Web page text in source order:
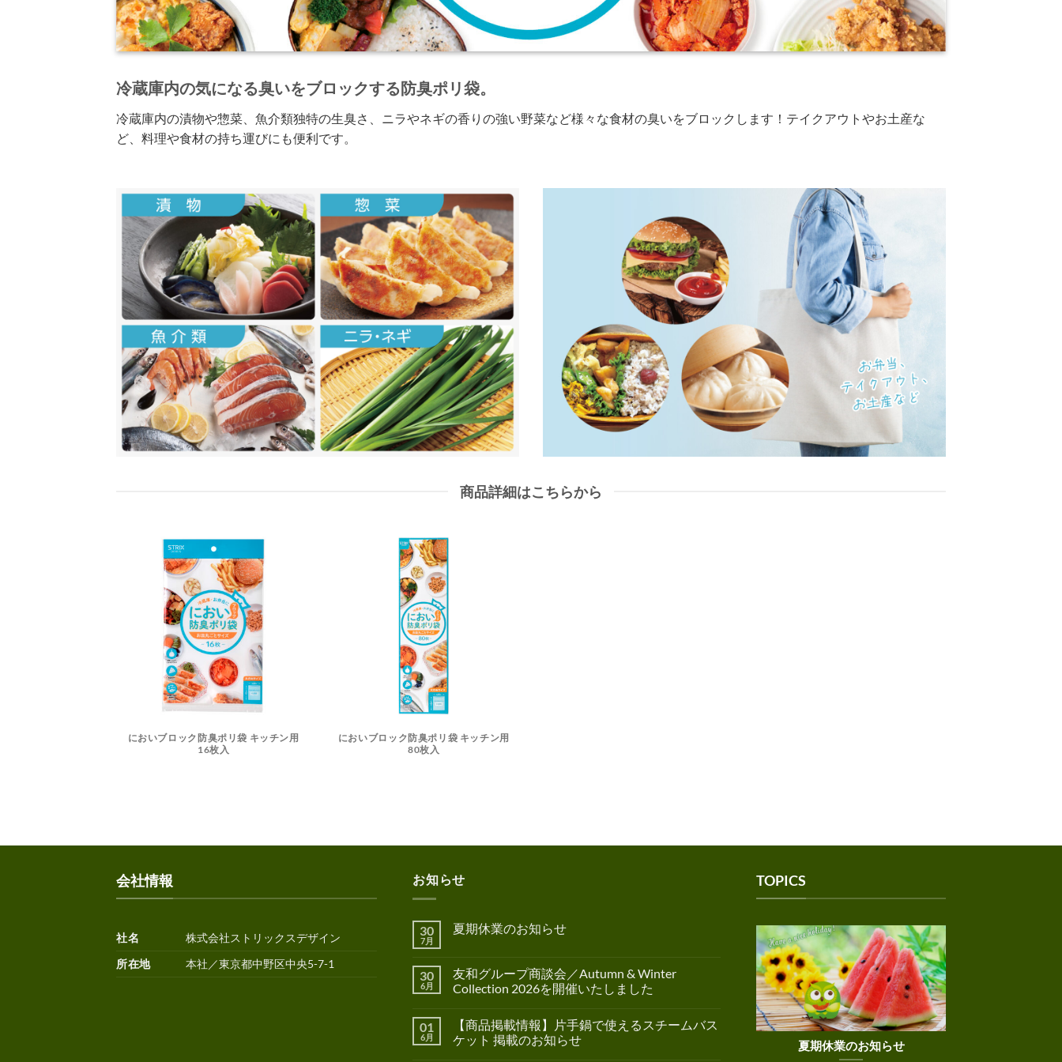
冷蔵庫内の気になる臭いをブロックする防臭ポリ袋。
冷蔵庫内の漬物や惣菜、魚介類独特の生臭さ、ニラやネギの香りの強い野菜など様々な食材の臭いをブロックします！テイクアウトやお土産な
ど、料理や食材の持ち運びにも便利です。
商品詳細はこちらから
においブロック防臭ポリ袋 キッチン用
16枚入
においブロック防臭ポリ袋 キッチン用
80枚入
会社情報
社名
株式会社ストリックスデザイン
所在地
本社／東京都中野区中央5-7-1
お知らせ
30
7月
夏期休業のお知らせ
30
6月
友和グループ商談会／Autumn & Winter
Collection 2026を開催いたしました
01
6月
【商品掲載情報】片手鍋で使えるスチームバス
ケット 掲載のお知らせ
TOPICS
夏期休業のお知らせ